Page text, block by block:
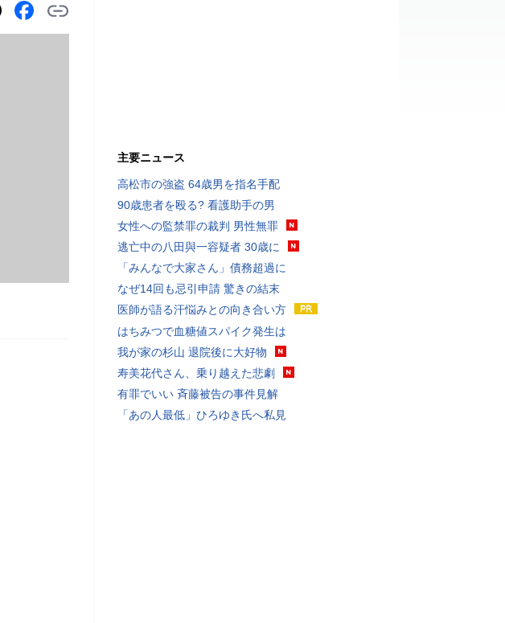
主要ニュース
高松市の強盗 64歳男を指名手配
90歳患者を殴る? 看護助手の男
女性への監禁罪の裁判 男性無罪
逃亡中の八田與一容疑者 30歳に
「みんなで大家さん」債務超過に
なぜ14回も忌引申請 驚きの結末
医師が語る汗悩みとの向き合い方
はちみつで血糖値スパイク発生は
我が家の杉山 退院後に大好物
寿美花代さん、乗り越えた悲劇
有罪でいい 斉藤被告の事件見解
「あの人最低」ひろゆき氏へ私見